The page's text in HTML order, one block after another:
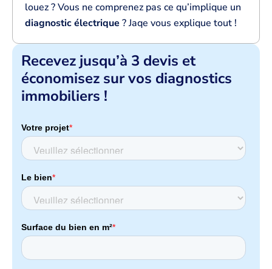
louez ? Vous ne comprenez pas ce qu’implique un
diagnostic électrique ? Jaqe vous explique tout !
Recevez jusqu’à 3 devis et
économisez sur vos diagnostics
immobiliers !